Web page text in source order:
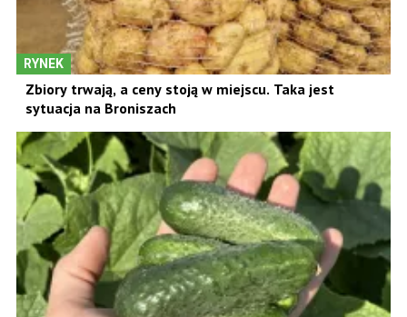
RYNEK
Zbiory trwają, a ceny stoją w miejscu. Taka jest
sytuacja na Broniszach